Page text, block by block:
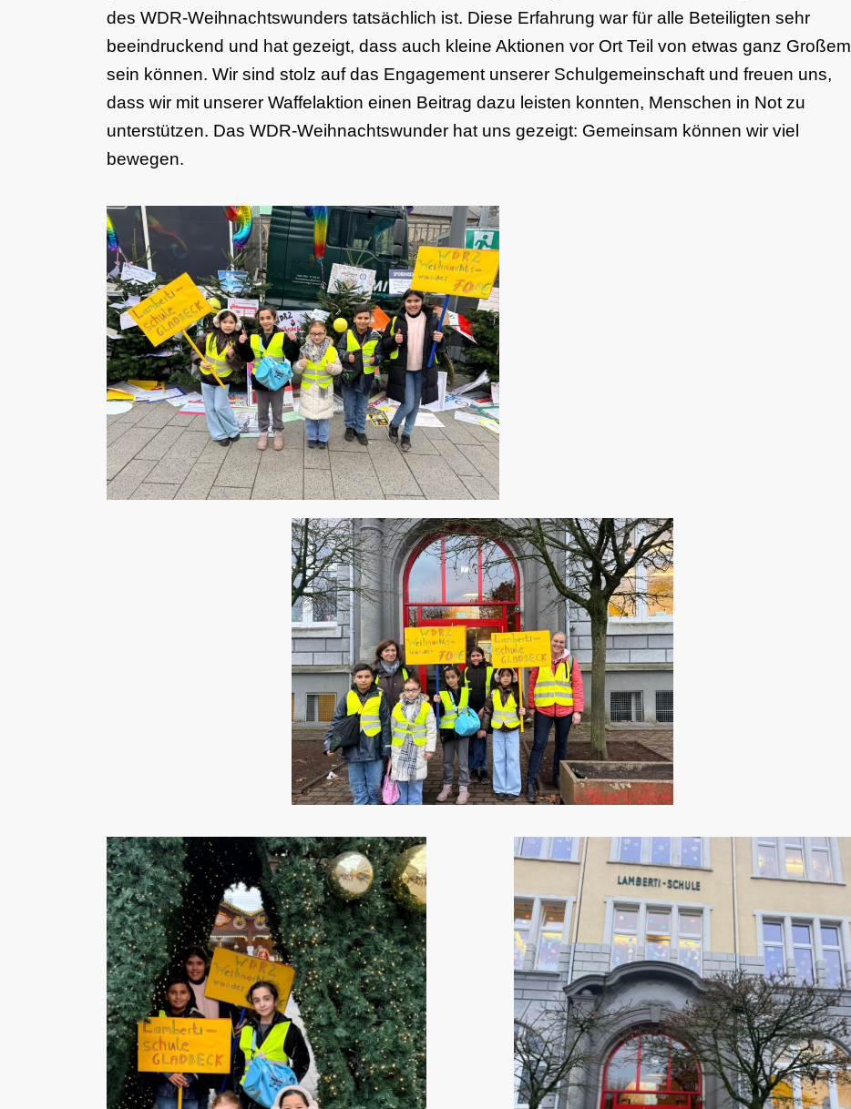
des WDR-Weihnachtswunders tatsächlich ist. Diese Erfahrung war für alle Beteiligten sehr
beeindruckend und hat gezeigt, dass auch kleine Aktionen vor Ort Teil von etwas ganz Großem
sein können. Wir sind stolz auf das Engagement unserer Schulgemeinschaft und freuen uns,
dass wir mit unserer Waffelaktion einen Beitrag dazu leisten konnten, Menschen in Not zu
unterstützen. Das WDR-Weihnachtswunder hat uns gezeigt: Gemeinsam können wir viel
bewegen.